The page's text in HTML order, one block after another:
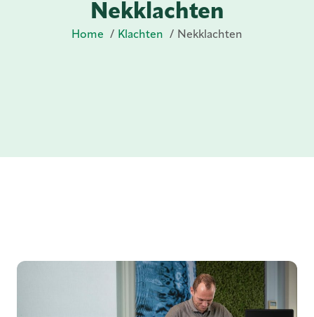
Nekklachten
Home Klachten Nekklachten